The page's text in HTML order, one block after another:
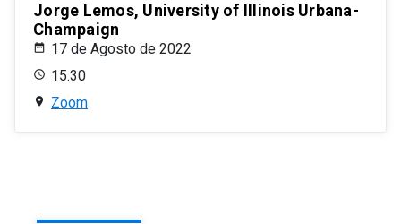
Jorge Lemos, University of Illinois Urbana-
Champaign
17 de Agosto de 2022
15:30
Zoom